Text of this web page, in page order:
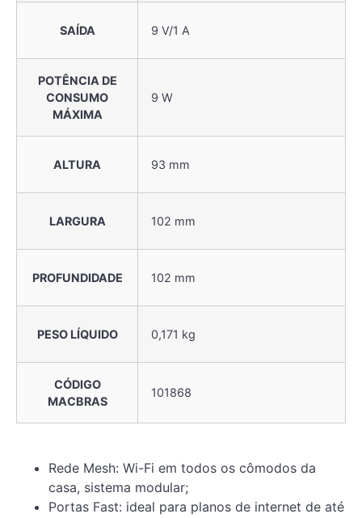
SAÍDA 9 V/1 A
POTÊNCIA DE
CONSUMO
MÁXIMA
9 W
ALTURA 93 mm
LARGURA 102 mm
PROFUNDIDADE 102 mm
PESO LÍQUIDO 0,171 kg
CÓDIGO
MACBRAS
101868
Rede Mesh: Wi-Fi em todos os cômodos da
casa, sistema modular;
Portas Fast: ideal para planos de internet de até